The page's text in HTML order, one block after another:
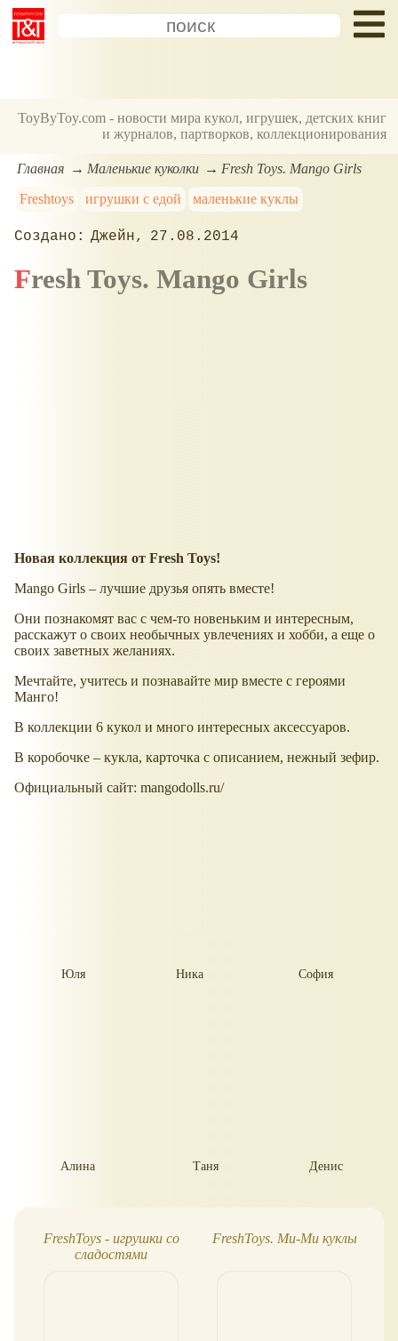
ToyByToy.com - новости мира кукол, игрушек, детских книг
и журналов, партворков, коллекционирования
Главная Маленькие куколки
Fresh Toys. Mango Girls
Freshtoys
игрушки с едой маленькие куклы
Джейн 27.08.2014
Fresh Toys. Mango Girls
Новая коллекция от Fresh Toys!
Mango Girls – лучшие друзья опять вместе!
Они познакомят вас с чем-то новеньким и интересным,
расскажут о своих необычных увлечениях и хобби, а еще о
своих заветных желаниях.
Мечтайте, учитесь и познавайте мир вместе с героями
Манго!
В коллекции 6 кукол и много интересных аксессуаров.
В коробочке – кукла, карточка с описанием, нежный зефир.
Официальный сайт: mangodolls.ru/
Юля Ника София
Алина Таня Денис
FreshToys - игрушки со
сладостями
FreshToys. Ми-Ми куклы